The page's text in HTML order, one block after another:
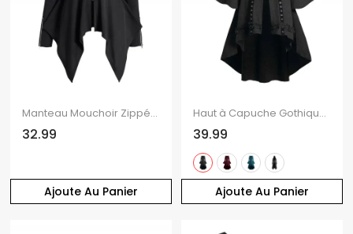
Ajoute Au Panier
Manteau Mouchoir Zippé en Couleur Unie à Ourlet Asymétrique
32.99
Ajoute Au Panier
Haut à Capuche Gothique Bouclé à Ourlet Haut Bas à Manches Evasées à Volants
39.99